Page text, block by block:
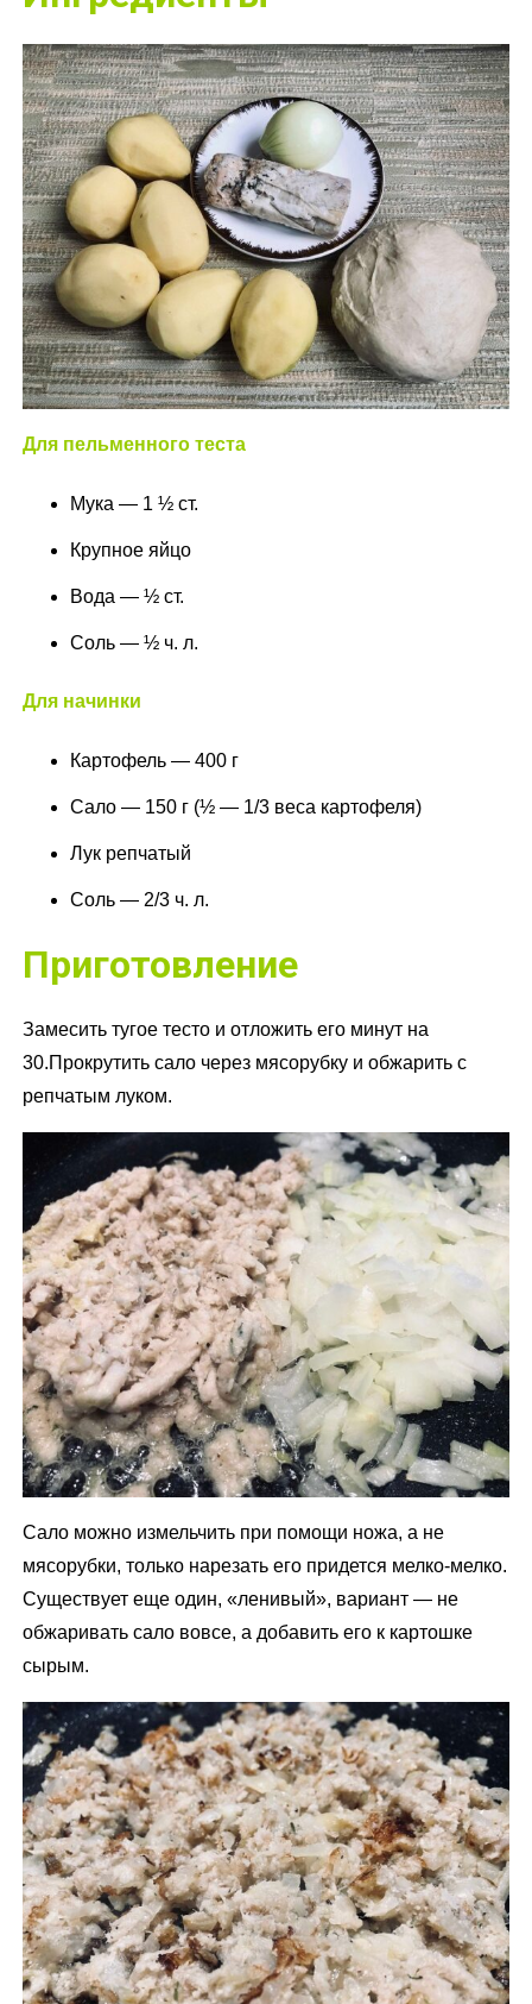
Для пельменного теста
Мука — 1 ½ ст.
Крупное яйцо
Вода — ½ ст.
Соль — ½ ч. л.
Для начинки
Картофель — 400 г
Сало — 150 г (½ — 1/3 веса картофеля)
Лук репчатый
Соль — 2/3 ч. л.
Приготовление
Замесить тугое тесто и отложить его минут на
30.Прокрутить сало через мясорубку и обжарить с
репчатым луком.
Сало можно измельчить при помощи ножа, а не
мясорубки, только нарезать его придется мелко-мелко.
Существует еще один, «ленивый», вариант — не
обжаривать сало вовсе, а добавить его к картошке
сырым.